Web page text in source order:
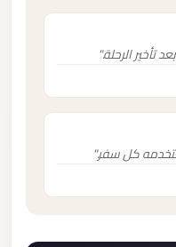
الرحلة."
كل سفر."